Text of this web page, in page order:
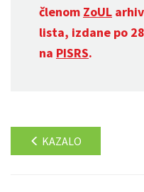
členom ZoUL
lista, izdane po
na PISRS.
KAZALO